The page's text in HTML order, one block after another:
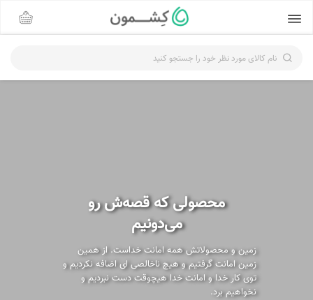
نام کالای مورد نظر خود را جستجو کنید
محصولی که قصه‌ش رو
می‌دونیم
زمین و محصولاتش همه امانت خداست. از همین
زمین امانت گرفتیم و هیچ ناخالصی ای اضافه نکردیم و
توی کار خدا و امانت خدا هیچوقت دست نبردیم و
نخواهیم برد.